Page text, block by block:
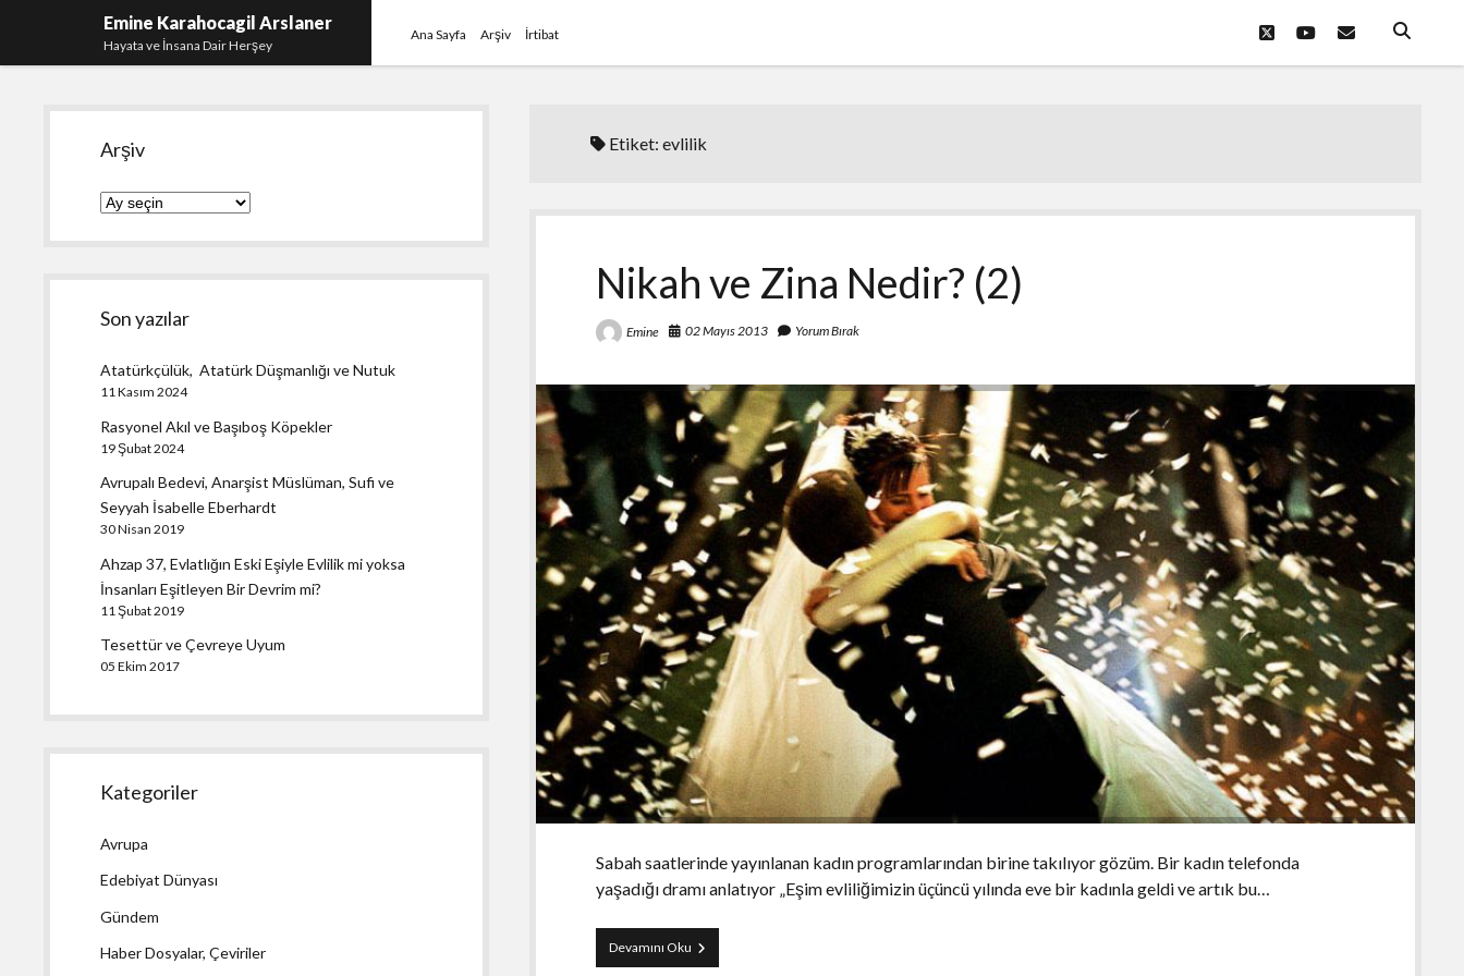
Emine Karahocagil Arslaner
Hayata ve İnsana Dair Herşey
Ana Sayfa Arşiv İrtibat twitteryoutubeeposta
Etiket:evlilik
Nikah ve Zina Nedir? (2)
Emine 02 Mayıs 2013 Yorum Bırak
Sabah saatlerinde yayınlanan kadın programlarından birine takılıyor gözüm. Bir kadın telefonda
yaşadığı dramı anlatıyor „Eşim evliliğimizin üçüncü yılında eve bir kadınla geldi ve artık bu…
Devamını Oku Nikah
ve
Yan
Menü
Arşiv
Arşiv
Son yazılar
Atatürkçülük, Atatürk Düşmanlığı ve Nutuk
11 Kasım 2024
Rasyonel Akıl ve Başıboş Köpekler
19 Şubat 2024
Avrupalı Bedevi, Anarşist Müslüman, Sufi ve
Seyyah İsabelle Eberhardt
30 Nisan 2019
Ahzap 37, Evlatlığın Eski Eşiyle Evlilik mi yoksa
İnsanları Eşitleyen Bir Devrim mi?
11 Şubat 2019
Tesettür ve Çevreye Uyum
05 Ekim 2017
Kategoriler
Avrupa
Edebiyat Dünyası
Gündem
Haber Dosyalar, Çeviriler